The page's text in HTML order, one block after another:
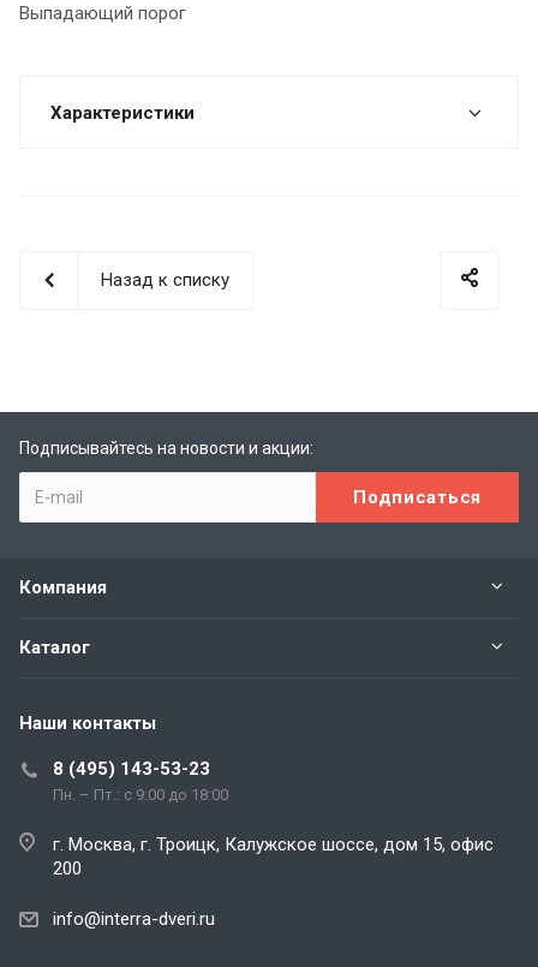
Выпадающий порог
Характеристики
Назад к списку
Подписывайтесь на новости и акции:
Компания
Каталог
Наши контакты
8 (495) 143-53-23
Пн. – Пт.: с 9:00 до 18:00
г. Москва, г. Троицк, Калужское шоссе, дом 15, офис
200
info@interra-dveri.ru